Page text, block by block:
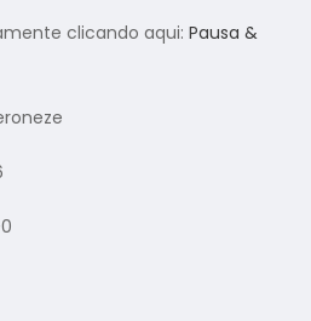
clicando aqui:Pausa &